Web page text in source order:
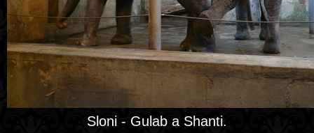
Sloni - Gulab a Shanti.